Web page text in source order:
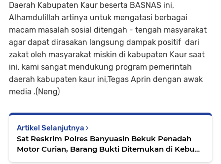
Daerah Kabupaten Kaur beserta BASNAS ini,
Alhamdulillah artinya untuk mengatasi berbagai
macam masalah sosial ditengah - tengah masyarakat
agar dapat dirasakan langsung dampak positif dari
zakat oleh masyarakat miskin di kabupaten Kaur saat
ini, kami sangat mendukung program pemerintah
daerah kabupaten kaur ini,Tegas Aprin dengan awak
media .(Neng)
Artikel Selanjutnya
Sat Reskrim Polres Banyuasin Bekuk Penadah
Motor Curian, Barang Bukti Ditemukan di Kebun